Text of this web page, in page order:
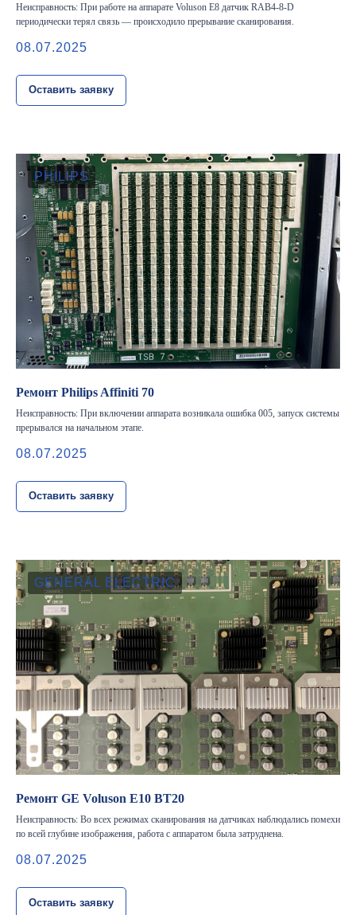
Неисправность: При работе на аппарате Voluson E8 датчик RAB4-8-D
периодически терял связь — происходило прерывание сканирования.
08.07.2025
Оставить заявку
PHILIPS
Ремонт Philips Affiniti 70
Неисправность: При включении аппарата возникала ошибка 005, запуск системы
прерывался на начальном этапе.
08.07.2025
Оставить заявку
GENERAL ELECTRIC
Ремонт GE Voluson E10 BT20
Неисправность: Во всех режимах сканирования на датчиках наблюдались помехи
по всей глубине изображения, работа с аппаратом была затруднена.
08.07.2025
Оставить заявку
Информация
Контакты
Новости и статьи
Наши проекты
Датчики УЗИ
Запасные части
Ремонт датчиков
Ремонт УЗИ
Опции УЗИ
Сервис работает ежедневно с 9:00 до
20:00, без выходных
111033, город Москва, Вн. Тер.
Золоторожский Вал, д 11, стр. 26, RayLink -
Сервис УЗИ
Использование материалов данного сайта разрешено
Профессиональный сервис ремонта
аппаратов ультразвуковой
диагностики, запасных частей и
датчиков
ООО "РЭЙЛИНК" ИНН 9701168181 ОГРН 1207700492581,
111033, город Москва, Вн. Тер. Муниципальный округ
Лефортово, ул. Золоторожский Вал, д 11, стр. 26
Политика конфиденциальности
Разработка сайта